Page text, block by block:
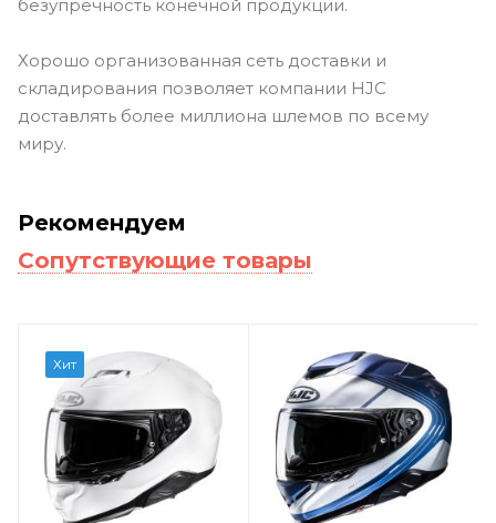
безупречность конечной продукции.
Хорошо организованная сеть доставки и
складирования позволяет компании HJC
доставлять более миллиона шлемов по всему
миру.
Рекомендуем
Сопутствующие товары
Хит